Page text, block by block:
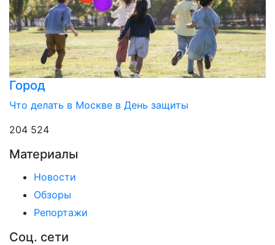
Город
Что делать в Москве в День защиты
204 524
Материалы
Новости
Обзоры
Репортажи
Соц. сети